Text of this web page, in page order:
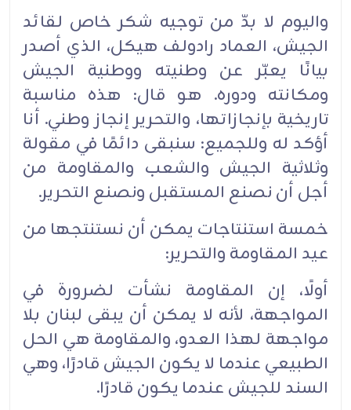
واليوم لا بدّ من توجيه شكر خاص لقائد
الجيش، العماد رادولف هيكل، الذي أصدر
بيانًا يعبّر عن وطنيته ‏ووطنية الجيش
ومكانته ودوره. هو قال: هذه مناسبة
تاريخية بإنجازاتها، والتحرير إنجاز وطني. أنا
أؤكد له ‏وللجميع: سنبقى دائمًا في مقولة
وثلاثية الجيش والشعب والمقاومة من
أجل أن نصنع المستقبل ونصنع ‏التحرير.‏
خمسة استنتاجات يمكن أن نستنتجها من
عيد المقاومة والتحرير:‏
أولًا، إن المقاومة نشأت لضرورة في
المواجهة، لأنه لا يمكن أن يبقى لبنان بلا
مواجهة لهذا العدو، ‏والمقاومة هي الحل
الطبيعي عندما لا يكون الجيش قادرًا، وهي
السند للجيش عندما يكون قادرًا.‏